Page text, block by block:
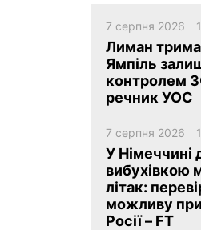
7 серпня 2026
Лиман
Ямпіль
контролем
речник УОС
7 серпня 2026
У Німеччині
вибухівкою
літак:
можливу
Росії – FT